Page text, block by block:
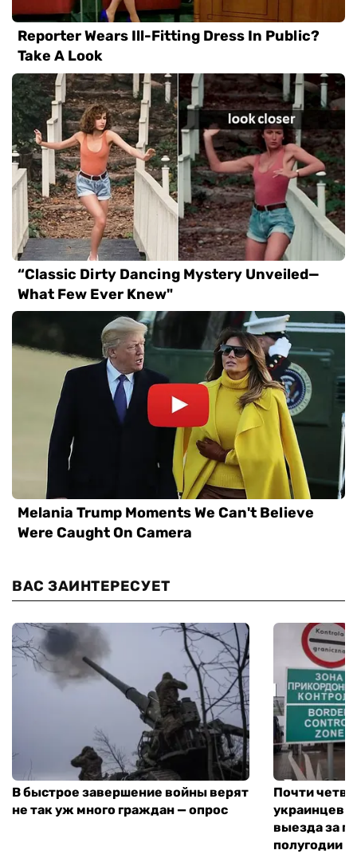
ВАС ЗАИНТЕРЕСУЕТ
В быстрое завершение войны верят
не так уж много граждан — опрос
Почти
украинцев
выезда за
полугодии